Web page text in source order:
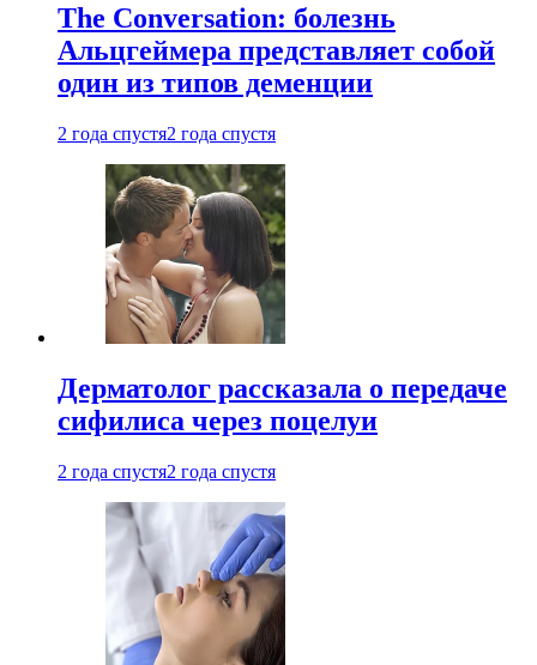
The Conversation: болезнь
Альцгеймера представляет собой
один из типов деменции
2 года спустя2 года спустя
Дерматолог рассказала о передаче
сифилиса через поцелуи
2 года спустя2 года спустя